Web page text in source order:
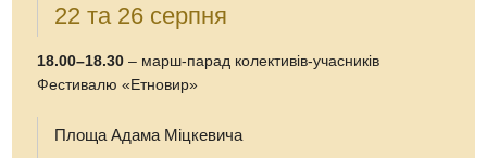
22 та 26 серпня
18.00–18.30 – марш-парад колективів-учасників
Фестивалю «Етновир»
Площа Адама Міцкевича